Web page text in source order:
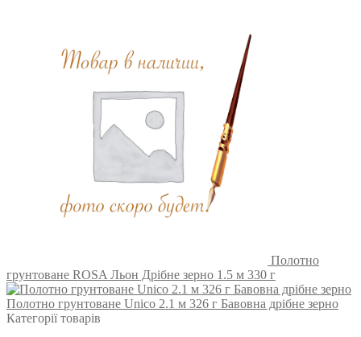
Полотно
грунтоване ROSA Льон Дрібне зерно 1.5 м 330 г
Полотно грунтоване Unico 2.1 м 326 г Бавовна дрібне зерно
Категорії товарів